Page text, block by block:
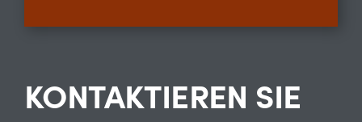
KONTAKTIEREN SIE